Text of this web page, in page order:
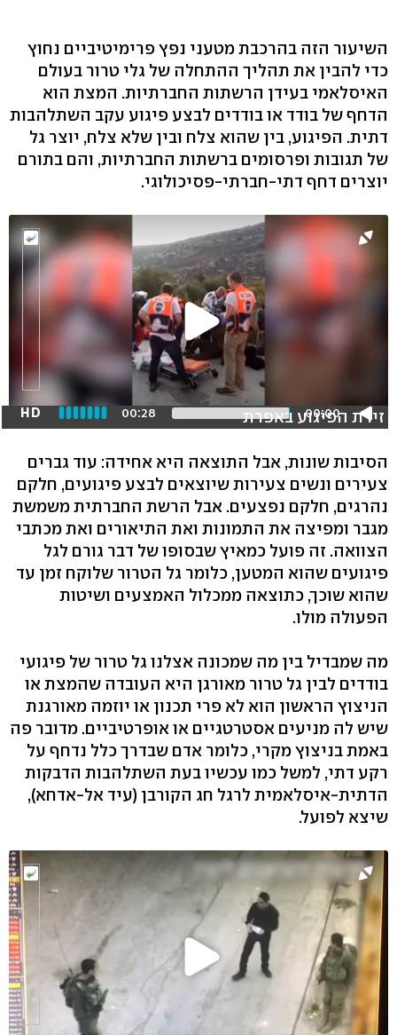
השיעור הזה בהרכבת מטעני נפץ פרימיטיביים נחוץ
כדי להבין את תהליך ההתחלה של גלי טרור בעולם
האיסלאמי בעידן הרשתות החברתיות. המצת הוא
הדחף של בודד או בודדים לבצע פיגוע עקב השתלהבות
דתית. הפיגוע, בין שהוא צלח ובין שלא צלח, יוצר גל
של תגובות ופרסומים ברשתות החברתיות, והם בתורם
יוצרים דחף דתי-חברתי-פסיכולוגי.
00:00
00:28
HD זירת הפיגוע באפרת
הסיבות שונות, אבל התוצאה היא אחידה: עוד גברים
צעירים ונשים צעירות שיוצאים לבצע פיגועים, חלקם
נהרגים, חלקם נפצעים. אבל הרשת החברתית משמשת
מגבר ומפיצה את התמונות ואת התיאורים ואת מכתבי
הצוואה. זה פועל כמאיץ שבסופו של דבר גורם לגל
פיגועים שהוא המטען, כלומר גל הטרור שלוקח זמן עד
שהוא שוכך, כתוצאה ממכלול האמצעים ושיטות
הפעולה מולו.
מה שמבדיל בין מה שמכונה אצלנו גל טרור של פיגועי
בודדים לבין גל טרור מאורגן היא העובדה שהמצת או
הניצוץ הראשון הוא לא פרי תכנון או יוזמה מאורגנת
שיש לה מניעים אסטרטגיים או אופרטיביים. מדובר פה
באמת בניצוץ מקרי, כלומר אדם שבדרך כלל נדחף על
רקע דתי, למשל כמו עכשיו בעת השתלהבות הדבקות
הדתית-איסלאמית לרגל חג הקורבן (עיד אל-אדחא),
שיצא לפועל.